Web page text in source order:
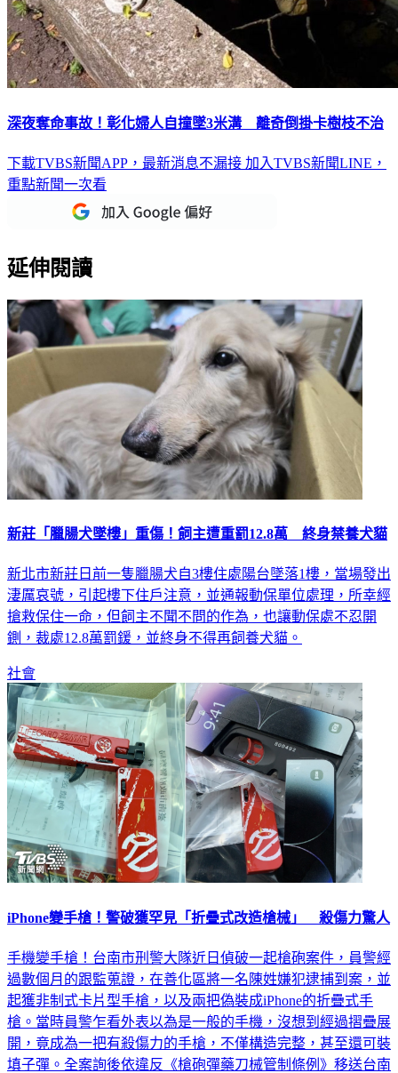
深夜奪命事故！彰化婦人自撞墜3米溝 離奇倒掛卡樹枝不治
下載TVBS新聞APP，最新消息不漏接 加入TVBS新聞LINE，
重點新聞一次看
延伸閱讀
新莊「臘腸犬墜樓」重傷！飼主遭重罰12.8萬 終身禁養犬貓
新北市新莊日前一隻臘腸犬自3樓住處陽台墜落1樓，當場發出
淒厲哀號，引起樓下住戶注意，並通報動保單位處理，所幸經
搶救保住一命，但飼主不聞不問的作為，也讓動保處不忍開
鍘，裁處12.8萬罰鍰，並終身不得再飼養犬貓。
社會
iPhone變手槍！警破獲罕見「折疊式改造槍械」 殺傷力驚人
手機變手槍！台南市刑警大隊近日偵破一起槍砲案件，員警經
過數個月的跟監蒐證，在善化區將一名陳姓嫌犯逮捕到案，並
起獲非制式卡片型手槍，以及兩把偽裝成iPhone的折疊式手
槍。當時員警乍看外表以為是一般的手機，沒想到經過摺疊展
開，竟成為一把有殺傷力的手槍，不僅構造完整，甚至還可裝
填子彈。全案詢後依違反《槍砲彈藥刀械管制條例》移送台南